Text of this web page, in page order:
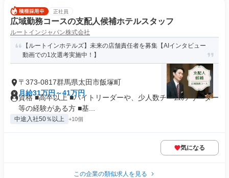
正社員
広域勤務コースの支配人候補ホテルスタッフ
ルートインジャパン株式会社
【ルートインホテルズ】未来の店舗責任者を募集【AIインタビュー
動画での1次選考実施中！】
〒373-0817群馬県太田市飯塚町
月給31万円～41万円
資格 ■高卒以上 ■バイトリーダーや、少人数チームの リーダー
等の経験がある方 ■基...
中途入社50％以上 +10個
気になる
この企業の類似求人を見る